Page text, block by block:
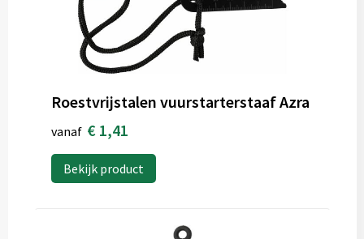
Roestvrijstalen vuurstarterstaaf Azra
vanaf € 1,41
Bekijk product